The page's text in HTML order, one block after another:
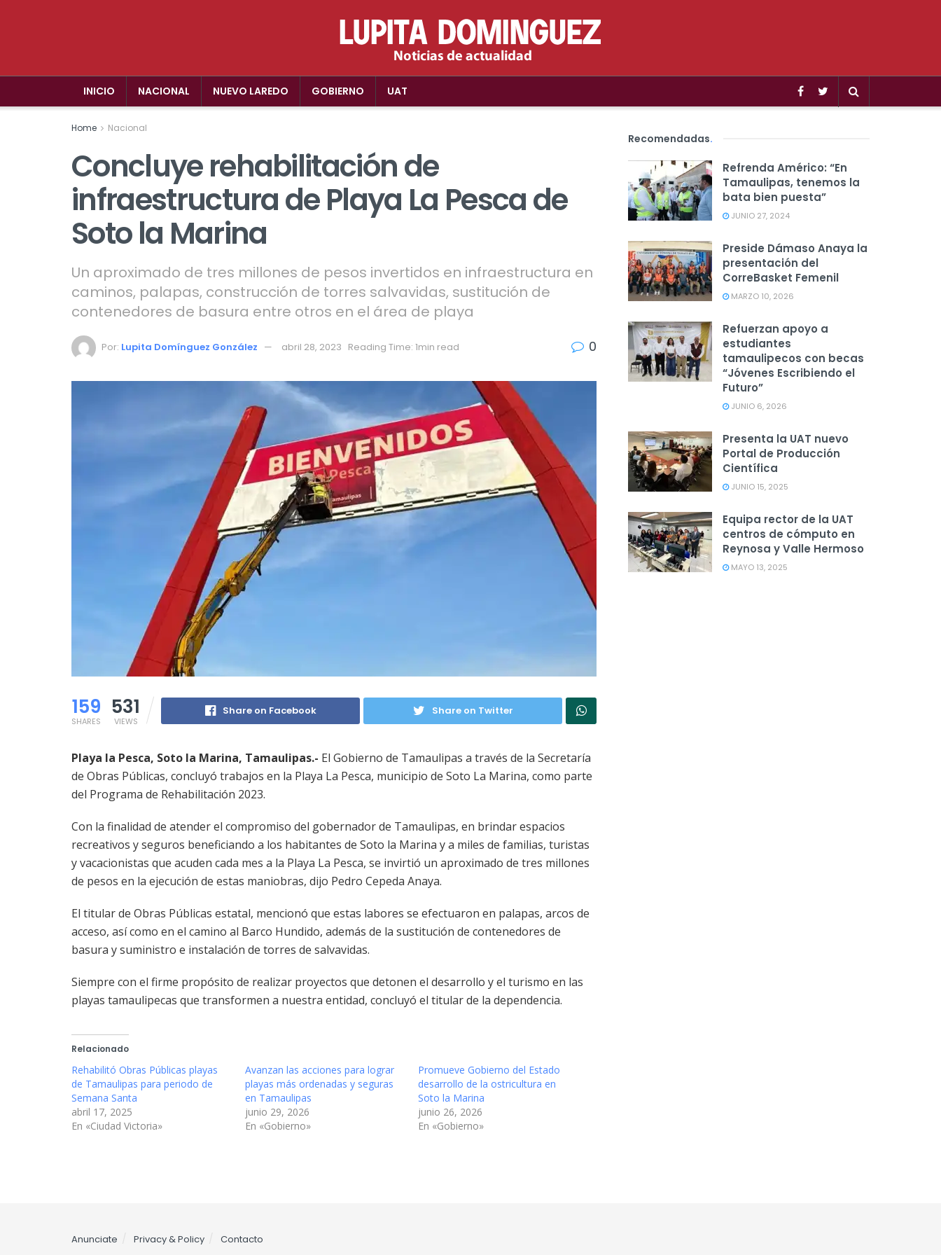
INICIO NACIONAL NUEVO LAREDO GOBIERNO UAT
Home Nacional
Concluye rehabilitación de
infraestructura de Playa La Pesca de
Soto la Marina
Un aproximado de tres millones de pesos invertidos en infraestructura en
caminos, palapas, construcción de torres salvavidas, sustitución de
contenedores de basura entre otros en el área de playa
Por: Lupita Domínguez González abril 28, 2023 Reading Time: 1min read 0
159
SHARES
531
VIEWS
Share on Facebook Share on Twitter
Playa la Pesca, Soto la Marina, Tamaulipas.- El Gobierno de Tamaulipas a través de la Secretaría
de Obras Públicas, concluyó trabajos en la Playa La Pesca, municipio de Soto La Marina, como parte
del Programa de Rehabilitación 2023.
Con la finalidad de atender el compromiso del gobernador de Tamaulipas, en brindar espacios
recreativos y seguros beneficiando a los habitantes de Soto la Marina y a miles de familias, turistas
y vacacionistas que acuden cada mes a la Playa La Pesca, se invirtió un aproximado de tres millones
de pesos en la ejecución de estas maniobras, dijo Pedro Cepeda Anaya.
El titular de Obras Públicas estatal, mencionó que estas labores se efectuaron en palapas, arcos de
acceso, así como en el camino al Barco Hundido, además de la sustitución de contenedores de
basura y suministro e instalación de torres de salvavidas.
Siempre con el firme propósito de realizar proyectos que detonen el desarrollo y el turismo en las
playas tamaulipecas que transformen a nuestra entidad, concluyó el titular de la dependencia.
Relacionado
Rehabilitó Obras Públicas playas
de Tamaulipas para periodo de
Semana Santa
abril 17, 2025
En «Ciudad Victoria»
Avanzan las acciones para lograr
playas más ordenadas y seguras
en Tamaulipas
junio 29, 2026
En «Gobierno»
Promueve Gobierno del Estado
desarrollo de la ostricultura en
Soto la Marina
junio 26, 2026
En «Gobierno»
Recomendadas.
Refrenda Américo: “En
Tamaulipas, tenemos la
bata bien puesta”
JUNIO 27, 2024
Preside Dámaso Anaya la
presentación del
CorreBasket Femenil
MARZO 10, 2026
Refuerzan apoyo a
estudiantes
tamaulipecos con becas
“Jóvenes Escribiendo el
Futuro”
JUNIO 6, 2026
Presenta la UAT nuevo
Portal de Producción
Científica
JUNIO 15, 2025
Equipa rector de la UAT
centros de cómputo en
Reynosa y Valle Hermoso
MAYO 13, 2025
Anunciate Privacy & Policy Contacto